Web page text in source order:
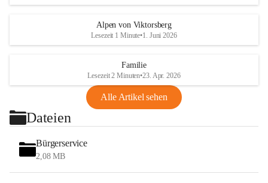
Alpen von Viktorsberg
Lesezeit 1 Minute•1. Juni 2026
Familie
Lesezeit 2 Minuten•23. Apr. 2026
Alle Artikel sehen
Dateien
Bürgerservice
2,08 MB